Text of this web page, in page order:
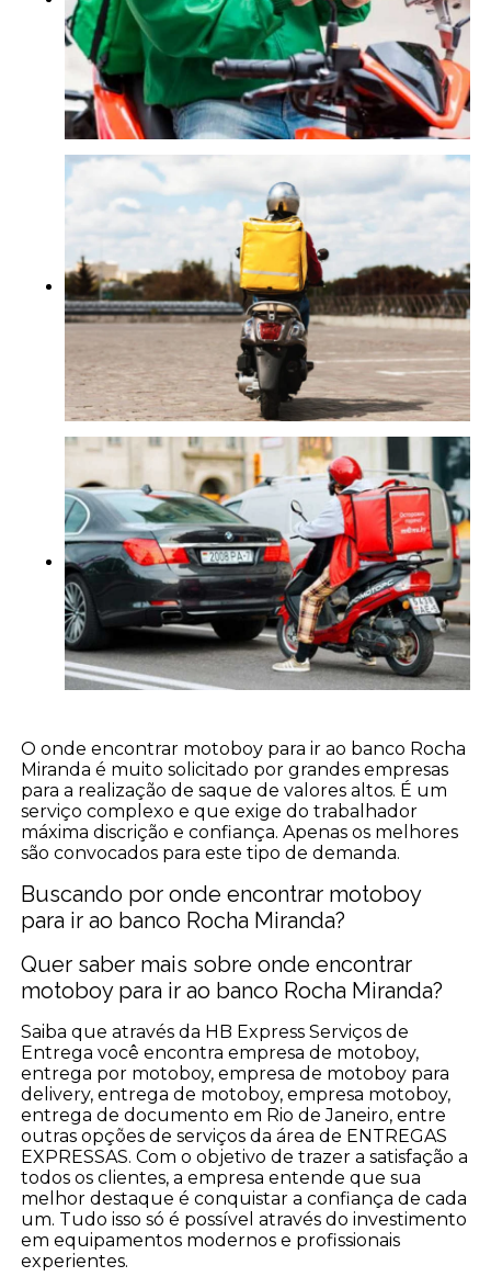
O onde encontrar motoboy para ir ao banco Rocha
Miranda é muito solicitado por grandes empresas
para a realização de saque de valores altos. É um
serviço complexo e que exige do trabalhador
máxima discrição e confiança. Apenas os melhores
são convocados para este tipo de demanda.
Buscando por onde encontrar motoboy
para ir ao banco Rocha Miranda?
Quer saber mais sobre onde encontrar
motoboy para ir ao banco Rocha Miranda?
Saiba que através da HB Express Serviços de
Entrega você encontra empresa de motoboy,
entrega por motoboy, empresa de motoboy para
delivery, entrega de motoboy, empresa motoboy,
entrega de documento em Rio de Janeiro, entre
outras opções de serviços da área de ENTREGAS
EXPRESSAS. Com o objetivo de trazer a satisfação a
todos os clientes, a empresa entende que sua
melhor destaque é conquistar a confiança de cada
um. Tudo isso só é possível através do investimento
em equipamentos modernos e profissionais
experientes.